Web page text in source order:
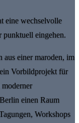
eine wechselvolle
punktuell eingehen.
einer maroden, im
Vorbildprojekt für
einen Raum
Workshops